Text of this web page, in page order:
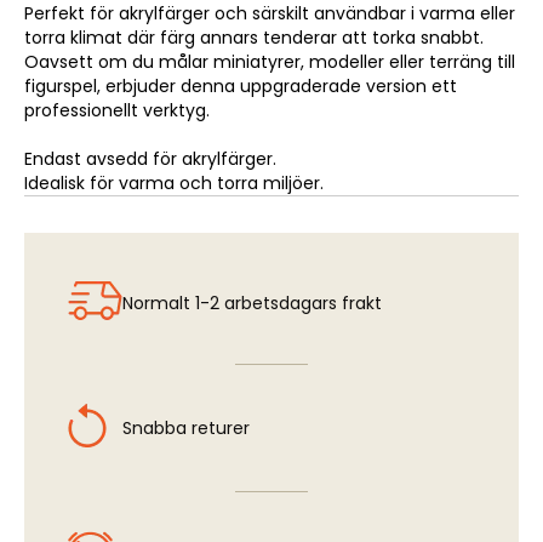
Perfekt för akrylfärger och särskilt användbar i varma eller
torra klimat där färg annars tenderar att torka snabbt.
Oavsett om du målar miniatyrer, modeller eller terräng till
figurspel, erbjuder denna uppgraderade version ett
professionellt verktyg.
Endast avsedd för akrylfärger.
Idealisk för varma och torra miljöer.
Normalt 1-2 arbetsdagars frakt
Snabba returer